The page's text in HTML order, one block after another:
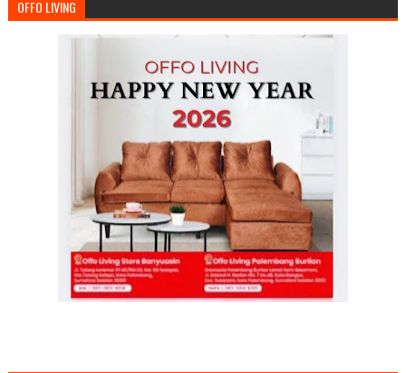
OFFO LIVING